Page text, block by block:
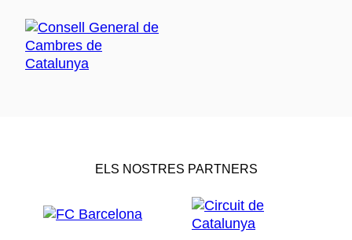
ELS NOSTRES PARTNERS